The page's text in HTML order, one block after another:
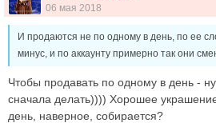
06 мая 2018
И продаются не по одному в день, по ее
минус, и по аккаунту примерно так они
Чтобы продавать по одному в день -
сначала делать)))) Хорошее
день, наверное, собирается?